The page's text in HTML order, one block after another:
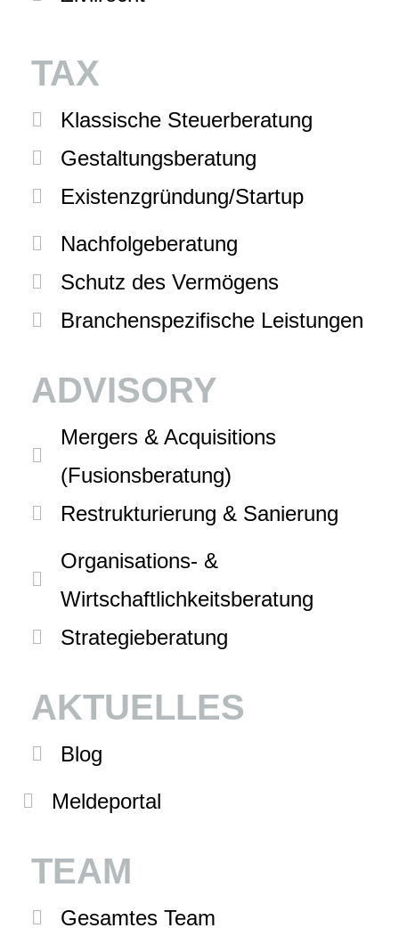
TAX
Klassische Steuerberatung
Gestaltungsberatung
Existenzgründung/Startup
Nachfolgeberatung
Schutz des Vermögens
Branchenspezifische Leistungen
ADVISORY
Mergers & Acquisitions
(Fusionsberatung)
Restrukturierung & Sanierung
Organisations- &
Wirtschaftlichkeitsberatung
Strategieberatung
AKTUELLES
Blog
Meldeportal
TEAM
Gesamtes Team